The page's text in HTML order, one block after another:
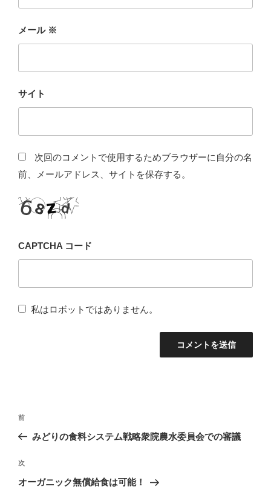
メール ※
サイト
次回のコメントで使用するためブラウザーに自分の名
前、メールアドレス、サイトを保存する。
CAPTCHA コード
私はロボットではありません。
投
稿
ビ
ゲ
前
の
稿
前
みどりの食料システム戦略衆院農水委員会での審議
次
の
次
オーガニック無償給食は可能！